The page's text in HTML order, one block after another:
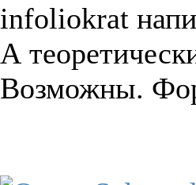
infoliokrat
А
Возможны.